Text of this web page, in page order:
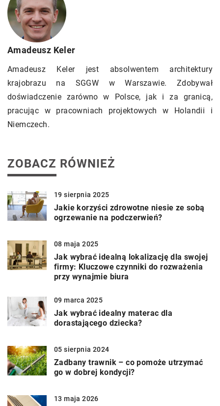
Amadeusz Keler
Amadeusz Keler jest absolwentem architektury
krajobrazu na SGGW w Warszawie. Zdobywał
doświadczenie zarówno w Polsce, jak i za granicą,
pracując w pracowniach projektowych w Holandii i
Niemczech.
ZOBACZ RÓWNIEŻ
19 sierpnia 2025
Jakie korzyści zdrowotne niesie ze sobą
ogrzewanie na podczerwień?
08 maja 2025
Jak wybrać idealną lokalizację dla swojej
firmy: Kluczowe czynniki do rozważenia
przy wynajmie biura
09 marca 2025
Jak wybrać idealny materac dla
dorastającego dziecka?
05 sierpnia 2024
Zadbany trawnik – co pomoże utrzymać
go w dobrej kondycji?
13 maja 2026